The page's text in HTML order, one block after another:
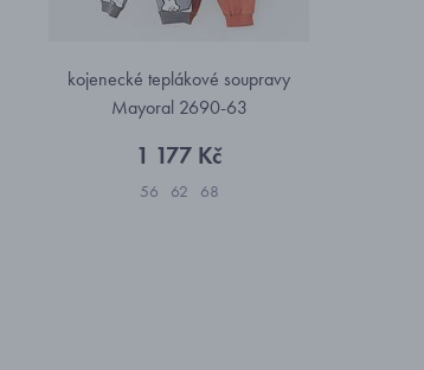
kojenecké teplákové soupravy
Mayoral 2690-63
1 177 Kč
56 62 68